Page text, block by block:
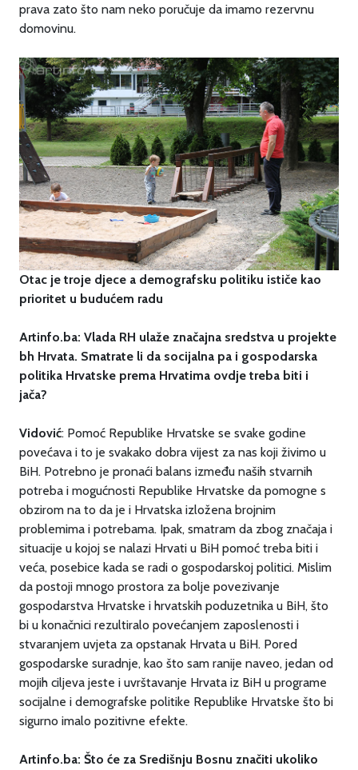
prava zato što nam neko poručuje da imamo rezervnu
domovinu.
Otac je troje djece a demografsku politiku ističe kao
prioritet u budućem radu
Artinfo.ba: Vlada RH ulaže značajna sredstva u projekte
bh Hrvata. Smatrate li da socijalna pa i gospodarska
politika Hrvatske prema Hrvatima ovdje treba biti i
jača?
Vidović: Pomoć Republike Hrvatske se svake godine
povećava i to je svakako dobra vijest za nas koji živimo u
BiH. Potrebno je pronaći balans između naših stvarnih
potreba i mogućnosti Republike Hrvatske da pomogne s
obzirom na to da je i Hrvatska izložena brojnim
problemima i potrebama. Ipak, smatram da zbog značaja i
situacije u kojoj se nalazi Hrvati u BiH pomoć treba biti i
veća, posebice kada se radi o gospodarskoj politici. Mislim
da postoji mnogo prostora za bolje povezivanje
gospodarstva Hrvatske i hrvatskih poduzetnika u BiH, što
bi u konačnici rezultiralo povećanjem zaposlenosti i
stvaranjem uvjeta za opstanak Hrvata u BiH. Pored
gospodarske suradnje, kao što sam ranije naveo, jedan od
mojih ciljeva jeste i uvrštavanje Hrvata iz BiH u programe
socijalne i demografske politike Republike Hrvatske što bi
sigurno imalo pozitivne efekte.
Artinfo.ba: Što će za Središnju Bosnu značiti ukoliko